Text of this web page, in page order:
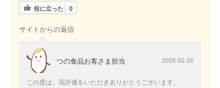
役に立った 0
サイトからの返信
つの食品お客さま担当 2026-02-26
この度は、高評価をいただきありがとうございます。